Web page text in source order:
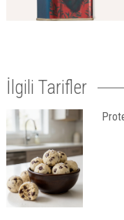
İlgili Tarifler